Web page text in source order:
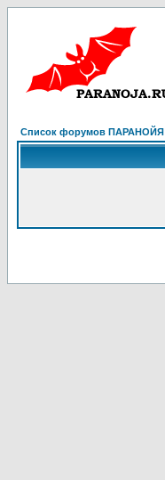
Список форумов ПАРАНОЙЯ